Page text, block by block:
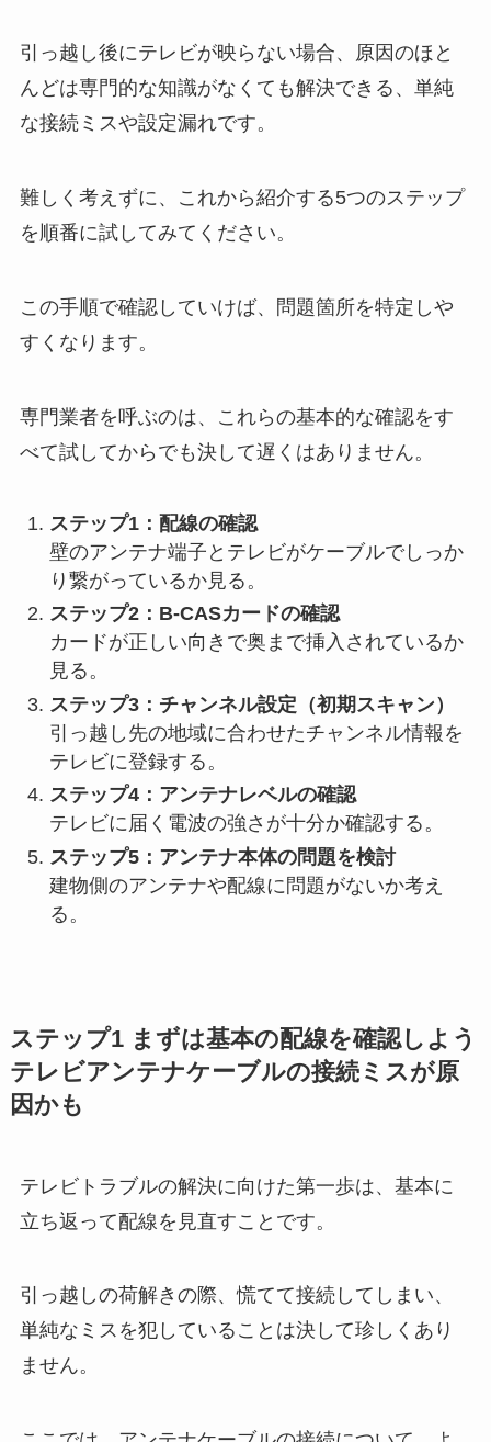
引っ越し後にテレビが映らない場合、原因のほと
んどは専門的な知識がなくても解決できる、単純
な接続ミスや設定漏れです。
難しく考えずに、これから紹介する5つのステップ
を順番に試してみてください。
この手順で確認していけば、問題箇所を特定しや
すくなります。
専門業者を呼ぶのは、これらの基本的な確認をす
べて試してからでも決して遅くはありません。
ステップ1：配線の確認
壁のアンテナ端子とテレビがケーブルでしっか
り繋がっているか見る。
ステップ2：B-CASカードの確認
カードが正しい向きで奥まで挿入されているか
見る。
ステップ3：チャンネル設定（初期スキャン）
引っ越し先の地域に合わせたチャンネル情報を
テレビに登録する。
ステップ4：アンテナレベルの確認
テレビに届く電波の強さが十分か確認する。
ステップ5：アンテナ本体の問題を検討
建物側のアンテナや配線に問題がないか考え
る。
ステップ1 まずは基本の配線を確認しよう
テレビアンテナケーブルの接続ミスが原
因かも
テレビトラブルの解決に向けた第一歩は、基本に
立ち返って配線を見直すことです。
引っ越しの荷解きの際、慌てて接続してしまい、
単純なミスを犯していることは決して珍しくあり
ません。